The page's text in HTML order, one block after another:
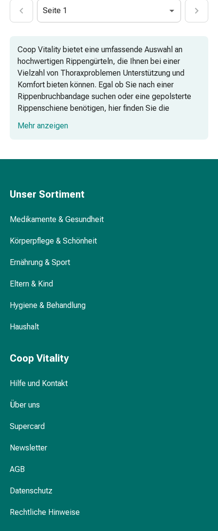
Vaginalbeschwerden
Vaginalgesundheit
Vitamine
&
Mineralstoffe
Vitamine
Mineralstoffe
Kombipräparate
Mundgesundheit
Mund
Munddesinfektionsmittel
und
Haar-
Kopfläuse
Körperpflege
Gesichtspflege
Peeling
Gesichtswasser
Seite 1
Coop Vitality bietet eine umfassende Auswahl an
hochwertigen Rippengürteln, die Ihnen bei einer
Vielzahl von Thoraxproblemen Unterstützung und
Komfort bieten können. Egal ob Sie nach einer
Rippenbruchbandage suchen oder eine gepolsterte
Rippenschiene benötigen, hier finden Sie die
Lösungen, die Sie benötigen. Die Produkte sind
speziell entwickelt, um Ihnen bei Beschwerden wie
Mehr anzeigen
Unser Sortiment
Medikamente & Gesundheit
Körperpflege & Schönheit
Ernährung & Sport
Eltern & Kind
Hygiene & Behandlung
Haushalt
Coop Vitality
Hilfe und Kontakt
Über uns
Supercard
Newsletter
AGB
Datenschutz
Rechtliche Hinweise